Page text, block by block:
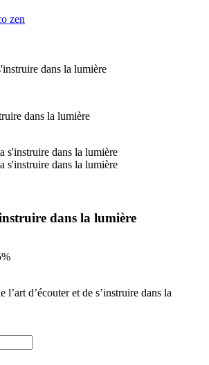
zen
dans la lumière
dans la lumière
d’écouter et de s’instruire dans la